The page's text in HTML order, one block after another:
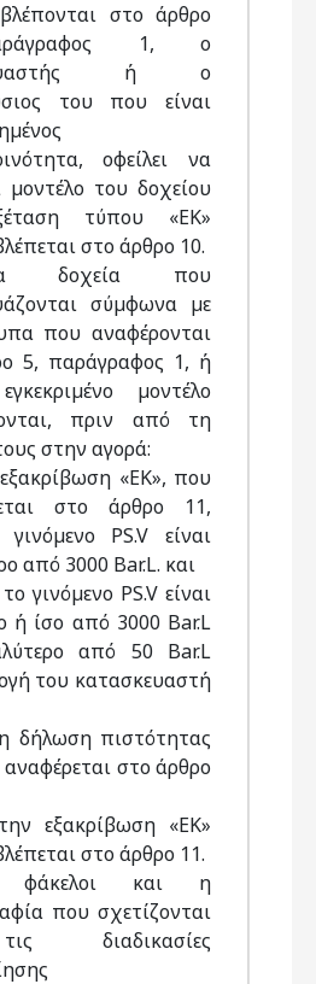
στο άρθρο
1, ο
ή ο
του που είναι
οφείλει να
µοντέλο του δοχείου
τύπου «ΕΚ»
στο άρθρο 10.
δοχεία που
σύµφωνα µε
που αναφέρονται
5, παράγραφος 1, ή
µοντέλο
πριν από τη
στην αγορά:
«ΕΚ», που
στο άρθρο 11,
PS.V είναι
από 3000 Bar.L. και
γινόµενο PS.V είναι
ή ίσο από 3000 Bar.L
από 50 Bar.L
του κατασκευαστή
δήλωση πιστότητας
στο άρθρο
εξακρίβωση «ΕΚ»
στο άρθρο 11.
και η
που σχετίζονται
διαδικασίες